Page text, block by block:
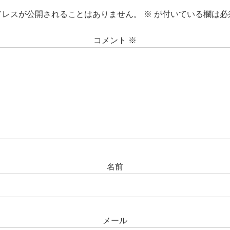
スが公開されることはありません。 ※ が付いている欄は
コメント ※
名前
メール